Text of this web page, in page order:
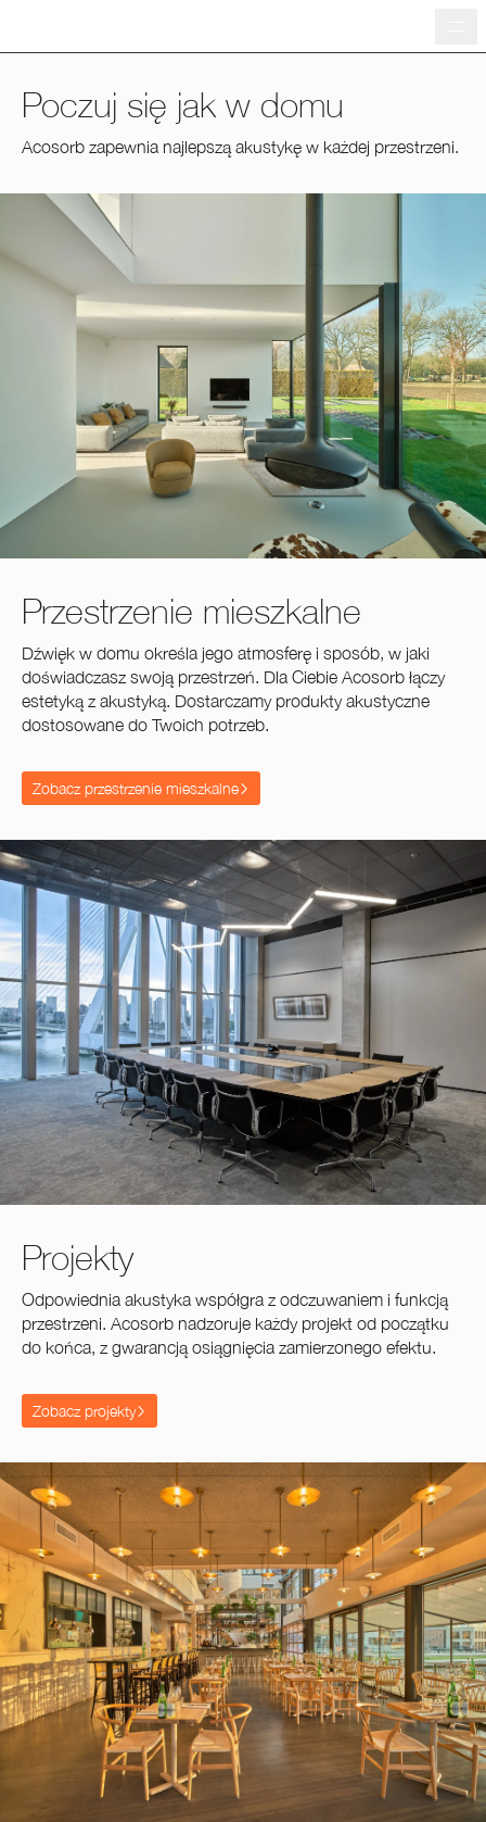
Poczuj się jak w domu
Acosorb zapewnia najlepszą akustykę w każdej przestrzeni.
Przestrzenie mieszkalne
Dźwięk w domu określa jego atmosferę i sposób, w jaki
doświadczasz swoją przestrzeń. Dla Ciebie Acosorb łączy
estetyką z akustyką. Dostarczamy produkty akustyczne
dostosowane do Twoich potrzeb.
Zobacz przestrzenie mieszkalne
Projekty
Odpowiednia akustyka współgra z odczuwaniem i funkcją
przestrzeni. Acosorb nadzoruje każdy projekt od początku
do końca, z gwarancją osiągnięcia zamierzonego efektu.
Zobacz projekty